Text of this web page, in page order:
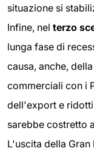
situazione si
Infine, nel terzo
lunga fase di
causa, anche,
commerciali con i
dell'export e
sarebbe costretto
L'uscita della